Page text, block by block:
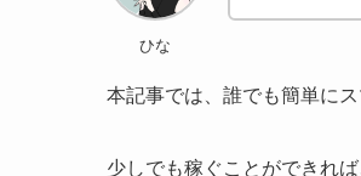
ひな
本記事では、誰でも簡単に
少しでも稼ぐことができれ